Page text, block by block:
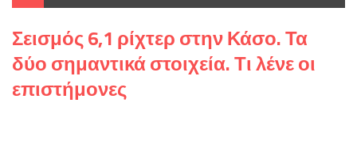
Σεισμός 6,1 ρίχτερ στην Κάσο. Τα
δύο σημαντικά στοιχεία. Τι λένε οι
επιστήμονες